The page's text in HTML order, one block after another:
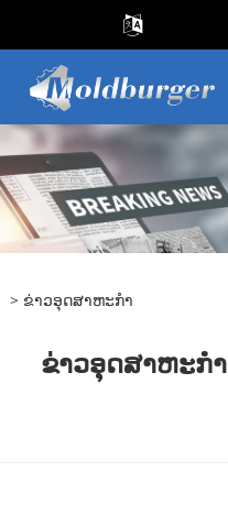
> ຂ່າວອຸດສາຫະກໍາ
ຂ່າວອຸດສາຫະກໍາ